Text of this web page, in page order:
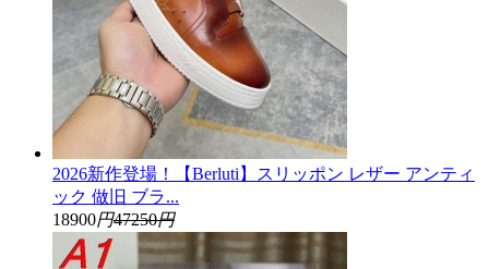
2026新作登場！【Berluti】スリッポン レザー アンティ
ック 做旧 ブラ...
18900円47250円